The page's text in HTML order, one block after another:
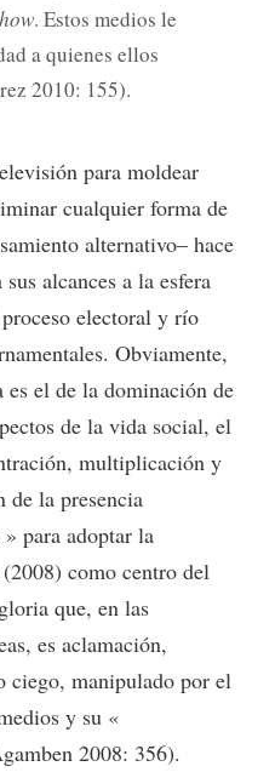
. Estos medios le
a quienes ellos
2010: 155).
para moldear
cualquier forma de
alternativo– hace
alcances a la esfera
electoral y río
Obviamente,
es el de la dominación de
de la vida social, el
multiplicación y
de la presencia
para adoptar la
como centro del
que, en las
es aclamación,
ciego, manipulado por el
y su «
2008: 356).